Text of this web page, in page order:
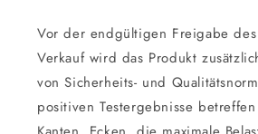
Vor der endgültigen Freigabe
Verkauf wird das Produkt
von Sicherheits- und
positiven Testergebnisse